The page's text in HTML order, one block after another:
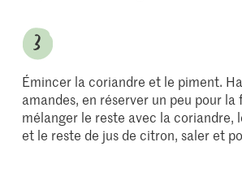
Émincer la coriandre et le piment.
amandes, en réserver un peu pour la
mélanger le reste avec la coriandre,
et le reste de jus de citron, saler et